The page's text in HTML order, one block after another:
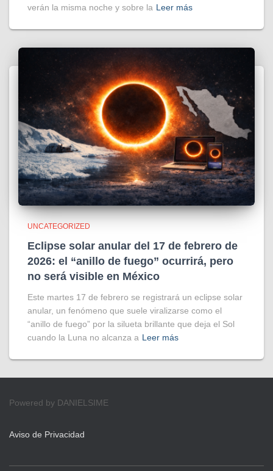
verán la misma noche y sobre la Leer más
UNCATEGORIZED
Eclipse solar anular del 17 de febrero de
2026: el “anillo de fuego” ocurrirá, pero
no será visible en México
Este martes 17 de febrero se registrará un eclipse solar
anular, un fenómeno que suele viralizarse como el
“anillo de fuego” por la silueta brillante que deja el Sol
cuando la Luna no alcanza a Leer más
Powered by DANIELSIME
Aviso de Privacidad